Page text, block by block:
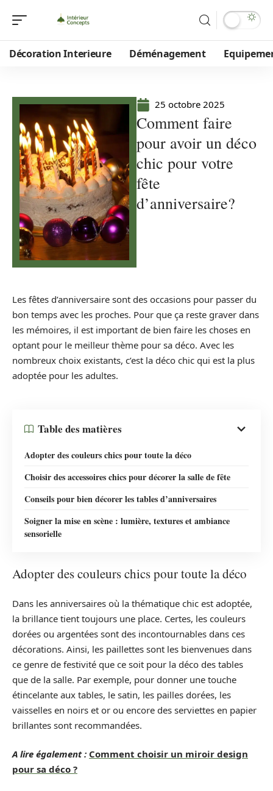
Décoration Interieure Déménagement
25 octobre 2025
Comment faire
pour avoir un déco
chic pour votre
fête
d’anniversaire?
Les fêtes d’anniversaire sont des occasions pour passer du
bon temps avec les proches. Pour que ça reste graver dans
les mémoires, il est important de bien faire les choses en
optant pour le meilleur thème pour sa déco. Avec les
nombreux choix existants, c’est la déco chic qui est la plus
adoptée pour les adultes.
Table des matières
Adopter des couleurs chics pour toute la déco
Choisir des accessoires chics pour décorer la salle de fête
Conseils pour bien décorer les tables d’anniversaires
Soigner la mise en scène : lumière, textures et ambiance
sensorielle
Adopter des couleurs chics pour toute la déco
Dans les anniversaires où la thématique chic est adoptée,
la brillance tient toujours une place. Certes, les couleurs
dorées ou argentées sont des incontournables dans ces
décorations. Ainsi, les paillettes sont les bienvenues dans
ce genre de festivité que ce soit pour la déco des tables
que de la salle. Par exemple, pour donner une touche
étincelante aux tables, le satin, les pailles dorées, les
vaisselles en noirs et or ou encore des serviettes en papier
brillantes sont recommandées.
A lire également : Comment choisir un miroir design
pour sa déco ?